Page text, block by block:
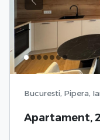
Previous
Bucuresti, Pipera,
Apartament,